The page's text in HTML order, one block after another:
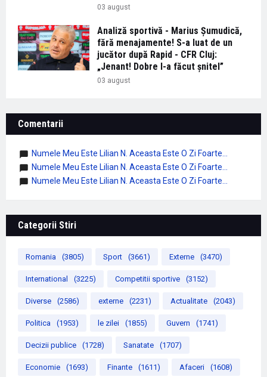
03 august
Analiză sportivă - Marius Șumudică,
fără menajamente! S-a luat de un
jucător după Rapid - CFR Cluj:
„Jenant! Dobre l-a făcut șnitel”
03 august
Comentarii
Numele Meu Este Lilian N. Aceasta Este O Zi Foarte...
Numele Meu Este Lilian N. Aceasta Este O Zi Foarte...
Numele Meu Este Lilian N. Aceasta Este O Zi Foarte...
Categorii Stiri
Romania (3805) Sport (3661) Externe (3470)
International (3225) Competitii sportive (3152)
Diverse (2586) externe (2231) Actualitate (2043)
Politica (1953) le zilei (1855) Guvern (1741)
Decizii publice (1728) Sanatate (1707)
Economie (1693) Finante (1611) Afaceri (1608)